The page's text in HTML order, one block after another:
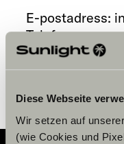
Diese Webseite
Wir setzen auf
(wie Cookies und
E-postadress:
Begär ett möte